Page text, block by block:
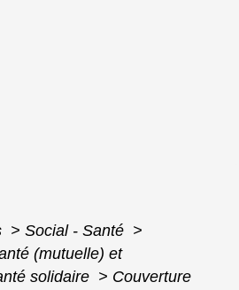
> Social - Santé >
(mutuelle) et
solidaire > Couverture